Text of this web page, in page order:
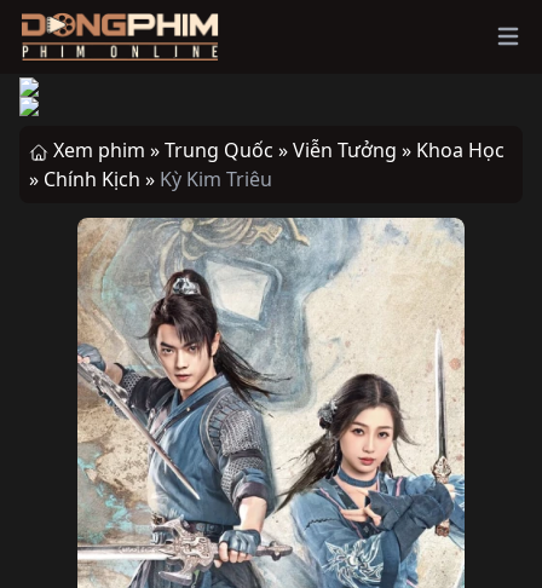
Xem phim »Trung Quốc »Viễn Tưởng » Khoa Học
» Chính Kịch » Kỳ Kim Triêu